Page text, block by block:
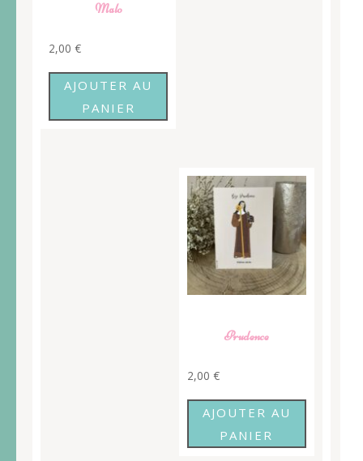
Malo
2,00 €
AJOUTER AU
PANIER
Prudence
2,00 €
AJOUTER AU
PANIER